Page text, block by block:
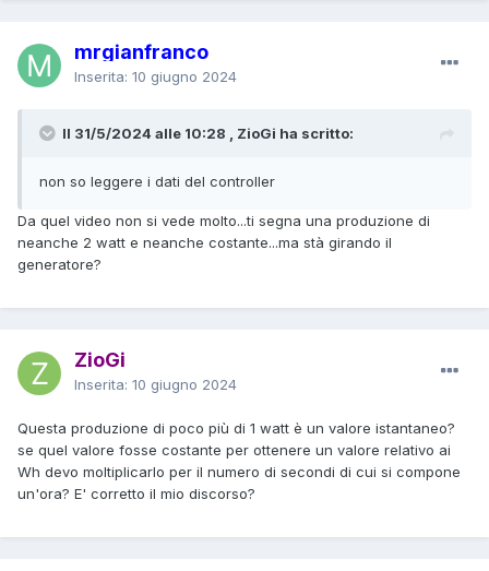
mrgianfranco
Inserita: 10 giugno 2024
Il 31/5/2024 alle 10:28 , ZioGi ha scritto:
non so leggere i dati del controller
Da quel video non si vede molto...ti segna una produzione di
neanche 2 watt e neanche costante...ma stà girando il
generatore?
ZioGi
Inserita: 10 giugno 2024
Questa produzione di poco più di 1 watt è un valore istantaneo?
se quel valore fosse costante per ottenere un valore relativo ai
Wh devo moltiplicarlo per il numero di secondi di cui si compone
un'ora? E' corretto il mio discorso?